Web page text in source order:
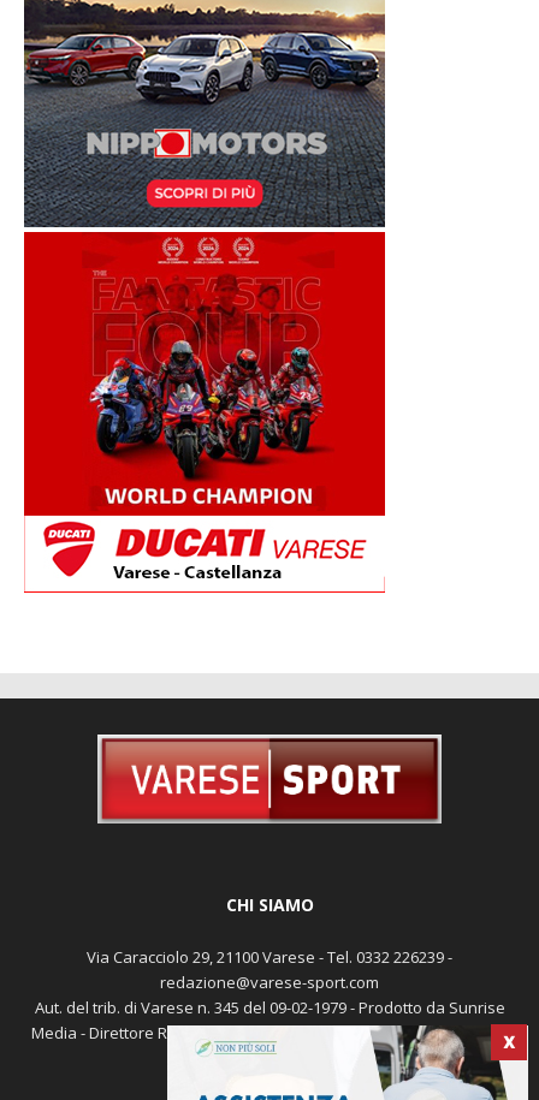
X
CHI SIAMO
Via Caracciolo 29, 21100 Varese - Tel. 0332 226239 -
redazione@varese-sport.com
Aut. del trib. di Varese n. 345 del 09-02-1979 - Prodotto da Sunrise
Media - Direttore Responsabile: Michele Marocco -Cookie policy
Pubblicità